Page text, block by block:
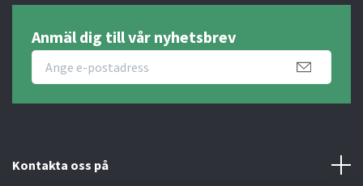
Anmäl dig till vår nyhetsbrev
Kontakta oss på